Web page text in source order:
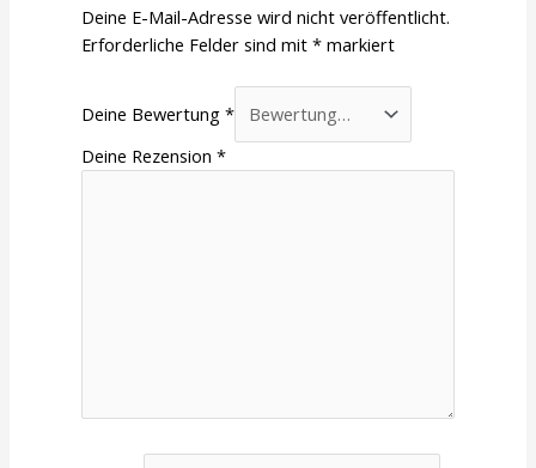
Deine E-Mail-Adresse wird nicht veröffentlicht.
Erforderliche Felder sind mit* markiert
Deine Bewertung*
Deine Rezension*